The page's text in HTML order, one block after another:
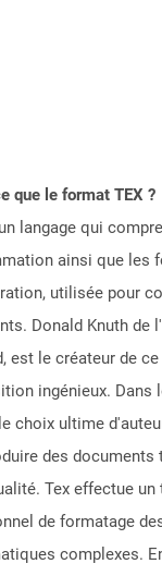
que le format TEX ?
langage qui
ainsi que les
utilisée pour
Donald Knuth de
est le créateur de
ingénieux. Dans
choix ultime
des documents
Tex effectue un
de formatage
complexes.